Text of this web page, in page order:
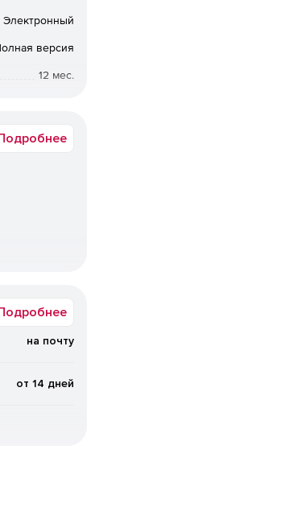
получать
для
Электронный
версия
12 мес.
на почту
от 14 дней